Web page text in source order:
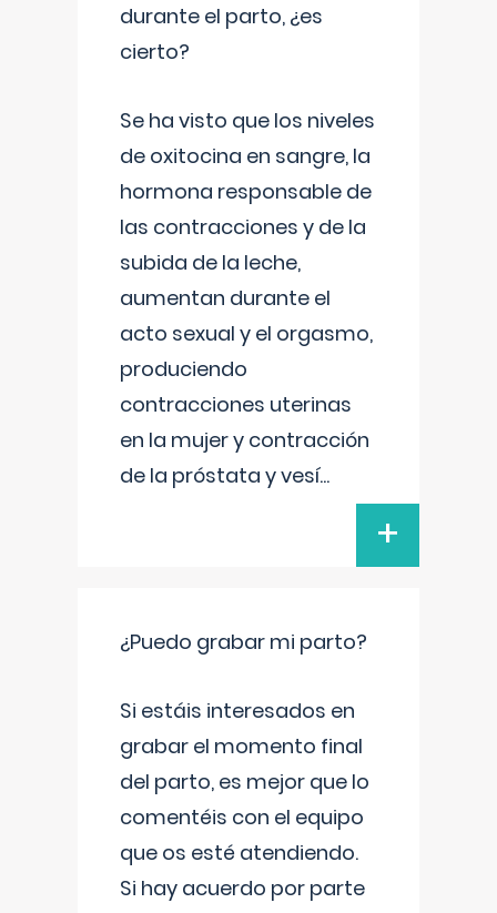
durante el parto, ¿es
cierto?
Se ha visto que los niveles
de oxitocina en sangre, la
hormona responsable de
las contracciones y de la
subida de la leche,
aumentan durante el
acto sexual y el orgasmo,
produciendo
contracciones uterinas
en la mujer y contracción
de la próstata y vesí...
+
¿Puedo grabar mi parto?
Si estáis interesados en
grabar el momento final
del parto, es mejor que lo
comentéis con el equipo
que os esté atendiendo.
Si hay acuerdo por parte